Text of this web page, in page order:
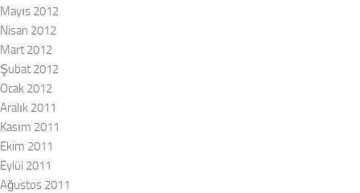
Mayıs 2012
Nisan 2012
Mart 2012
Şubat 2012
Ocak 2012
Aralık 2011
Kasım 2011
Ekim 2011
Eylül 2011
Ağustos 2011